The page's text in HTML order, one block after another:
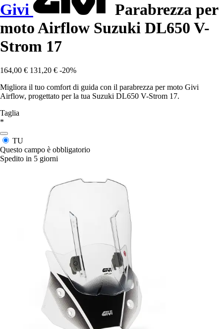
Givi
Parabrezza per
moto Airflow Suzuki DL650 V-
Strom 17
164,00 € 131,20 € -20%
Migliora il tuo comfort di guida con il parabrezza per moto Givi
Airflow, progettato per la tua Suzuki DL650 V-Strom 17.
Taglia
*
TU
Questo campo è obbligatorio
Spedito in 5 giorni